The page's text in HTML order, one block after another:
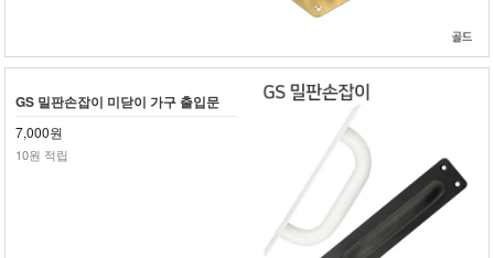
GS 밀판손잡이 미닫이 가구 출입문
7,000원
10원 적립